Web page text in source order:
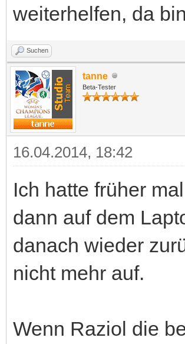
weiterhelfen, da
Suchen
tanne
Beta-Tester
16.04.2014, 18:42
Ich hatte früher
dann auf dem
danach wieder
nicht mehr auf.
Wenn Raziol die